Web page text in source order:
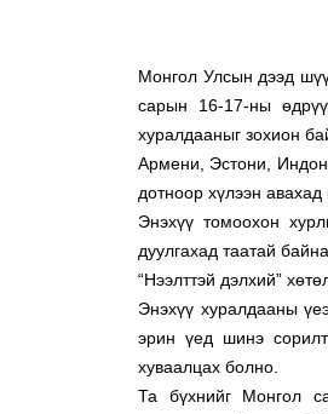
Монгол Улсын дээд
сарын 16-17-ны
хуралдааныг зохион
Армени, Эстони,
дотноор хүлээн авахад
Энэхүү томоохон
дуулгахад таатай байна.
“Нээлттэй дэлхий”
Энэхүү хуралдааны
эрин үед шинэ
хуваалцах болно.
Та бүхнийг Монгол